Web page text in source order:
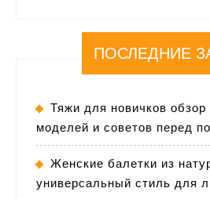
ПОСЛЕДНИЕ
Тяжи для новичков
моделей и советов перед
Женские балетки из
универсальный стиль для